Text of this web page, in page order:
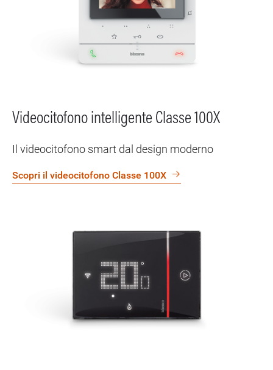
Videocitofono intelligente Classe 100X
Il videocitofono smart dal design moderno
Scopri il videocitofono Classe 100X